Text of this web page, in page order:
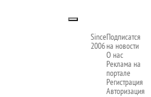
Since
2006
Подписатся
на новости
О нас
Реклама на
портале
Регистрация
Авторизация